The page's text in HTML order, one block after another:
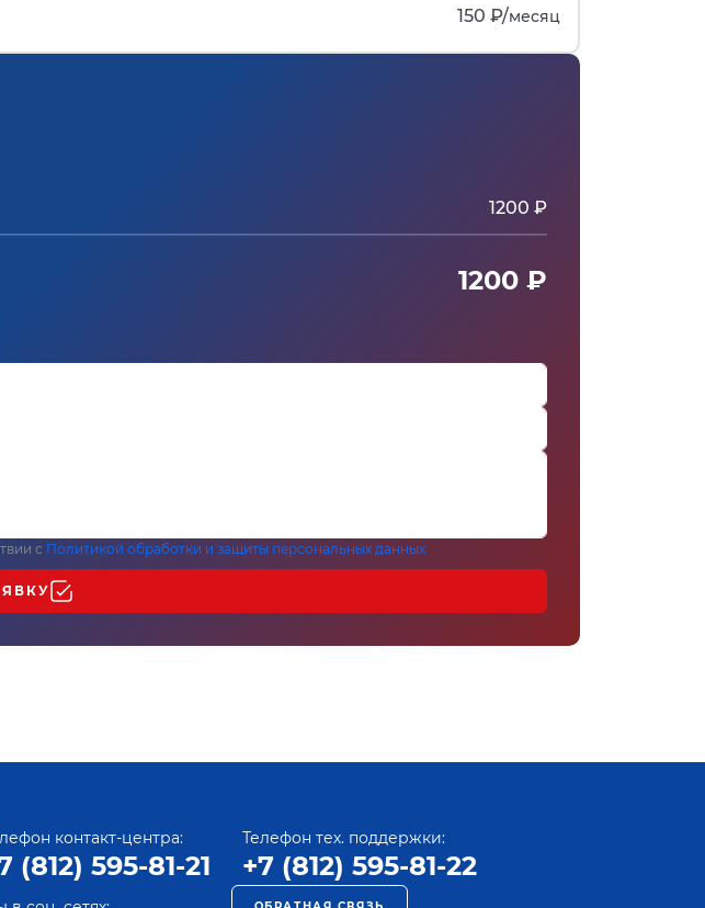
150 ₽/месяц
1200 ₽
1200 ₽
с Политикой обработки и защиты персональных данных
контакт-центра:
(812) 595-81-21
Телефон тех. поддержки:
+7 (812) 595-81-22